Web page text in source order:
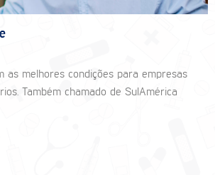
as melhores condições para empresas
Também chamado de SulAmérica